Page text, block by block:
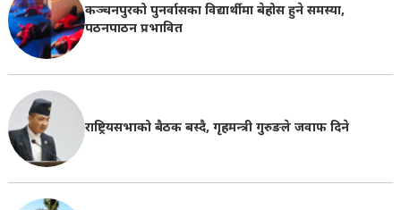
कञ्चनपुरको पुनर्वासका विद्यार्थीमा बेहोस हुने समस्या,
पठनपाठन प्रभावित
राष्ट्रियसभाको बैठक बस्दै, गृहमन्त्री गुरुङले जवाफ दिने